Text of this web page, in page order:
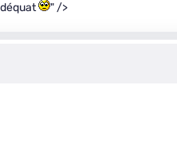
" />